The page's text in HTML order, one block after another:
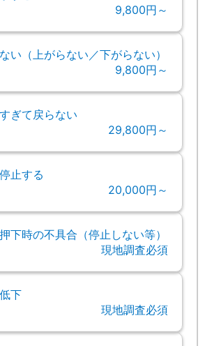
9,800円～
い（上がらない／下がらない）
9,800円～
ぎて戻らない
29,800円～
止する
20,000円～
下時の不具合（停止しない等）
現地調査必須
下
現地調査必須